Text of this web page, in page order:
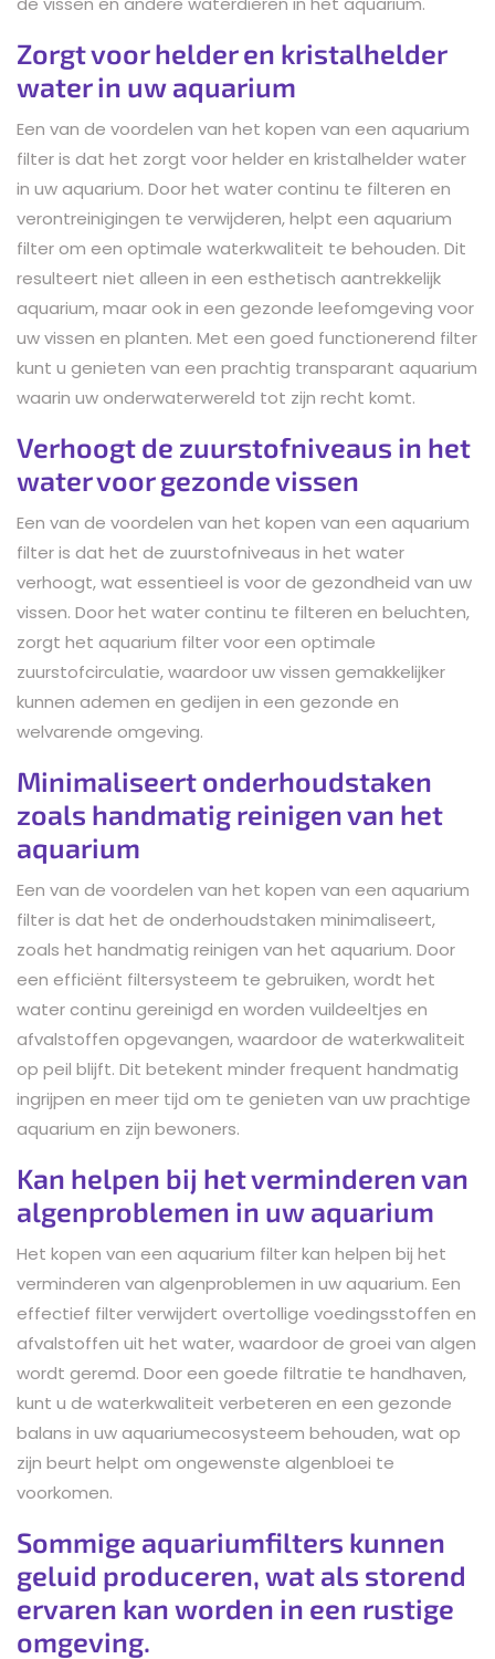
Zorgt voor helder en kristalhelder
water in uw aquarium
Een van de voordelen van het kopen van een aquarium
filter is dat het zorgt voor helder en kristalhelder water
in uw aquarium. Door het water continu te filteren en
verontreinigingen te verwijderen, helpt een aquarium
filter om een optimale waterkwaliteit te behouden. Dit
resulteert niet alleen in een esthetisch aantrekkelijk
aquarium, maar ook in een gezonde leefomgeving voor
uw vissen en planten. Met een goed functionerend filter
kunt u genieten van een prachtig transparant aquarium
waarin uw onderwaterwereld tot zijn recht komt.
Verhoogt de zuurstofniveaus in het
water voor gezonde vissen
Een van de voordelen van het kopen van een aquarium
filter is dat het de zuurstofniveaus in het water
verhoogt, wat essentieel is voor de gezondheid van uw
vissen. Door het water continu te filteren en beluchten,
zorgt het aquarium filter voor een optimale
zuurstofcirculatie, waardoor uw vissen gemakkelijker
kunnen ademen en gedijen in een gezonde en
welvarende omgeving.
Minimaliseert onderhoudstaken
zoals handmatig reinigen van het
aquarium
Een van de voordelen van het kopen van een aquarium
filter is dat het de onderhoudstaken minimaliseert,
zoals het handmatig reinigen van het aquarium. Door
een efficiënt filtersysteem te gebruiken, wordt het
water continu gereinigd en worden vuildeeltjes en
afvalstoffen opgevangen, waardoor de waterkwaliteit
op peil blijft. Dit betekent minder frequent handmatig
ingrijpen en meer tijd om te genieten van uw prachtige
aquarium en zijn bewoners.
Kan helpen bij het verminderen van
algenproblemen in uw aquarium
Het kopen van een aquarium filter kan helpen bij het
verminderen van algenproblemen in uw aquarium. Een
effectief filter verwijdert overtollige voedingsstoffen en
afvalstoffen uit het water, waardoor de groei van algen
wordt geremd. Door een goede filtratie te handhaven,
kunt u de waterkwaliteit verbeteren en een gezonde
balans in uw aquariumecosysteem behouden, wat op
zijn beurt helpt om ongewenste algenbloei te
voorkomen.
Sommige aquariumfilters kunnen
geluid produceren, wat als storend
ervaren kan worden in een rustige
omgeving.